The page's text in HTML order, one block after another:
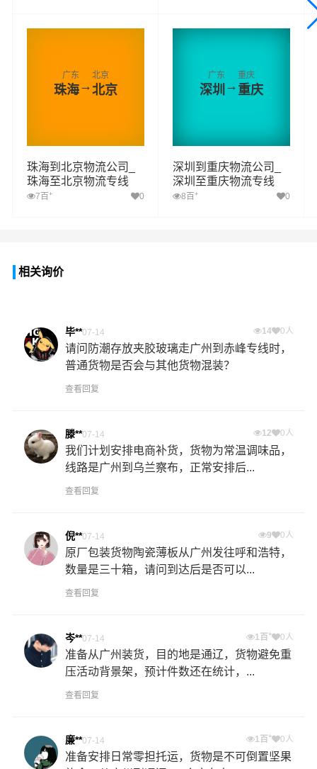
广东
珠海→
北京
北京
珠海到北京物流公司_
珠海至北京物流专线
7百 + 0
广东
深圳→
重庆
重庆
深圳到重庆物流公司_
深圳至重庆物流专线
8百 + 0
相关询价
毕**07-14 14 0人
请问防潮存放夹胶玻璃走广州到赤峰专线时，
普通货物是否会与其他货物混装？
查看回复
滕**07-14 12 0人
我们计划安排电商补货，货物为常温调味品，
线路是广州到乌兰察布，正常安排后...
查看回复
倪**07-14 9 0人
原厂包装货物陶瓷薄板从广州发往呼和浩特，
数量是三十箱，请问到达后是否可以...
查看回复
岑**07-14 1百+ 0人
准备从广州装货，目的地是通辽，货物避免重
压活动背景架，预计件数还在统计，...
查看回复
廉**07-14 1百+ 0人
准备安排日常零担托运，货物是不可倒置坚果